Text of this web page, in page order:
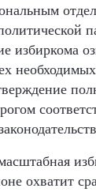
избиркома
охватит